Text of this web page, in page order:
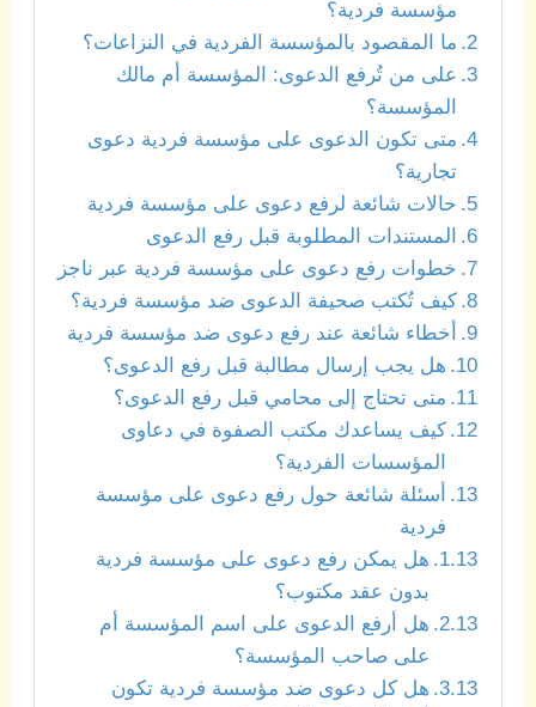
مؤسسة فردية؟
ما المقصود بالمؤسسة الفردية في النزاعات؟
على من تُرفع الدعوى: المؤسسة أم مالك
المؤسسة؟
متى تكون الدعوى على مؤسسة فردية دعوى
تجارية؟
حالات شائعة لرفع دعوى على مؤسسة فردية
المستندات المطلوبة قبل رفع الدعوى
خطوات رفع دعوى على مؤسسة فردية عبر ناجز
كيف تُكتب صحيفة الدعوى ضد مؤسسة فردية؟
أخطاء شائعة عند رفع دعوى ضد مؤسسة فردية
هل يجب إرسال مطالبة قبل رفع الدعوى؟
متى تحتاج إلى محامي قبل رفع الدعوى؟
كيف يساعدك مكتب الصفوة في دعاوى
المؤسسات الفردية؟
أسئلة شائعة حول رفع دعوى على مؤسسة
فردية
هل يمكن رفع دعوى على مؤسسة فردية
بدون عقد مكتوب؟
هل أرفع الدعوى على اسم المؤسسة أم
على صاحب المؤسسة؟
هل كل دعوى ضد مؤسسة فردية تكون